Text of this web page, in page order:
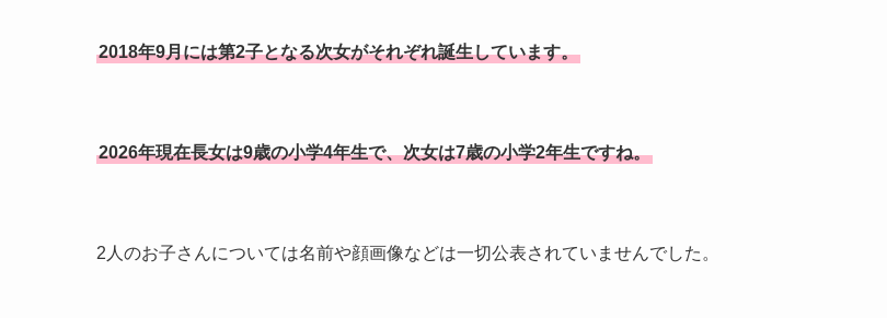
2018年9月には第2子となる次女がそれぞれ誕生しています。
2026年現在長女は9歳の小学4年生で、次女は7歳の小学2年生ですね。
2人のお子さんについては名前や顔画像などは一切公表されていませんでした。